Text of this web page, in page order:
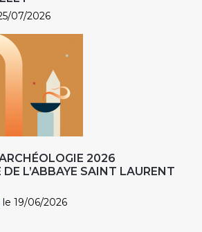
07/2026
2026
DE L’ABBAYE SAINT LAURENT
le 19/06/2026